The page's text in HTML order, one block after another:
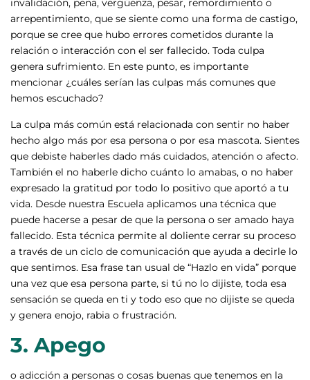
invalidación, pena, vergüenza, pesar, remordimiento o
arrepentimiento, que se siente como una forma de castigo,
porque se cree que hubo errores cometidos durante la
relación o interacción con el ser fallecido. Toda culpa
genera sufrimiento. En este punto, es importante
mencionar ¿cuáles serían las culpas más comunes que
hemos escuchado?
La culpa más común está relacionada con sentir no haber
hecho algo más por esa persona o por esa mascota. Sientes
que debiste haberles dado más cuidados, atención o afecto.
También el no haberle dicho cuánto lo amabas, o no haber
expresado la gratitud por todo lo positivo que aportó a tu
vida. Desde nuestra Escuela aplicamos una técnica que
puede hacerse a pesar de que la persona o ser amado haya
fallecido. Esta técnica permite al doliente cerrar su proceso
a través de un ciclo de comunicación que ayuda a decirle lo
que sentimos. Esa frase tan usual de “Hazlo en vida” porque
una vez que esa persona parte, si tú no lo dijiste, toda esa
sensación se queda en ti y todo eso que no dijiste se queda
y genera enojo, rabia o frustración.
3. Apego
o adicción a personas o cosas buenas que tenemos en la